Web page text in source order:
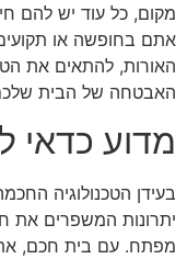
מקום, כל עוד יש להם
אתם בחופשה או
האורות, להתאים את
האבטחה של הבית
מדוע כדאי
בעידן הטכנולוגיה
יתרונות המשפרים את
מפתח. עם בית חכם,